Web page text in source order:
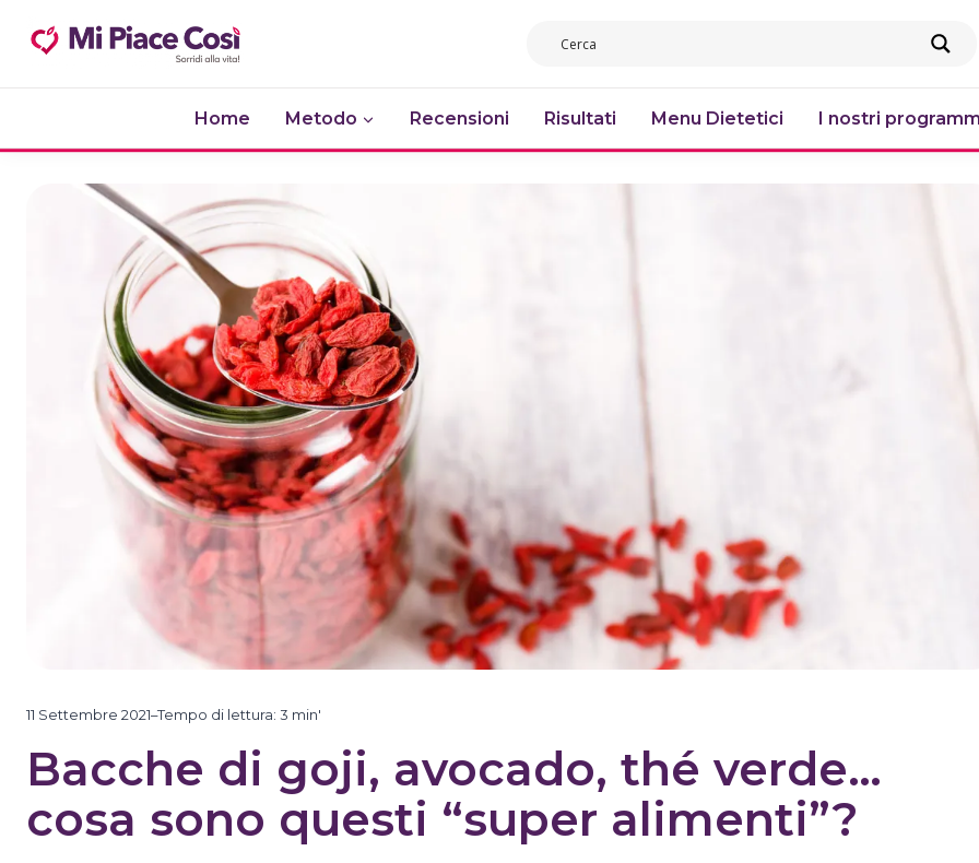
Home Metodo Recensioni Risultati Menu Dietetici I nostri
11 Settembre 2021–Tempo di lettura: 3 min'
Bacche di goji, avocado, thé verde…
cosa sono questi “super alimenti”?